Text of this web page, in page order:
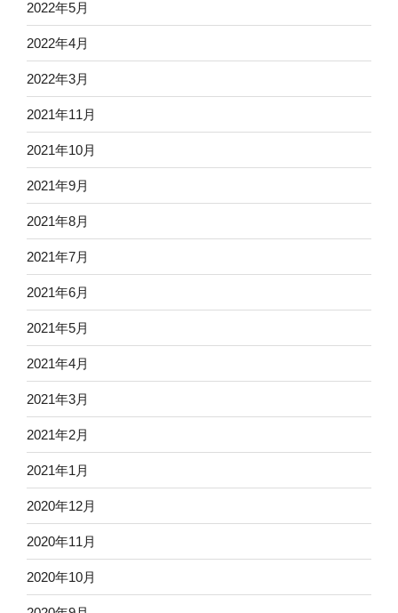
2022年5月
2022年4月
2022年3月
2021年11月
2021年10月
2021年9月
2021年8月
2021年7月
2021年6月
2021年5月
2021年4月
2021年3月
2021年2月
2021年1月
2020年12月
2020年11月
2020年10月